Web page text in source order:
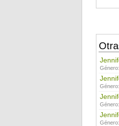
Género:
Género:
Género:
Género: